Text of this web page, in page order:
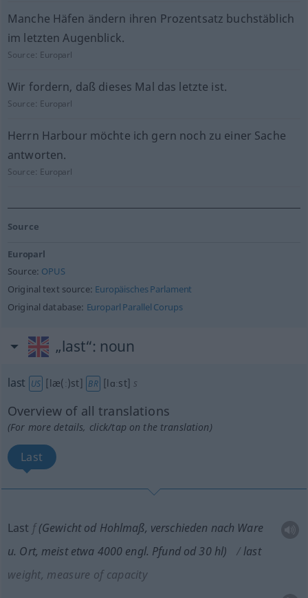
Manche Häfen ändern ihren Prozentsatz buchstäblich
im letzten Augenblick.
Source: Europarl
Wir fordern, daß dieses Mal das letzte ist.
Source: Europarl
Herrn Harbour möchte ich gern noch zu einer Sache
antworten.
Source: Europarl
Source
Europarl
Source: OPUS
Original text source: Europäisches Parlament
Original database: Europarl Parallel Corups
„last“: noun
last US [læ(ː)st] BR [lɑːst] s
Overview of all translations
(For more details, click/tap on the translation)
Last
Last f(GewichtodHohlmaß, verschieden nach Ware
u. Ort, meistetwa 4000 engl. Pfundod30 hl)
last
weight, measure of capacity